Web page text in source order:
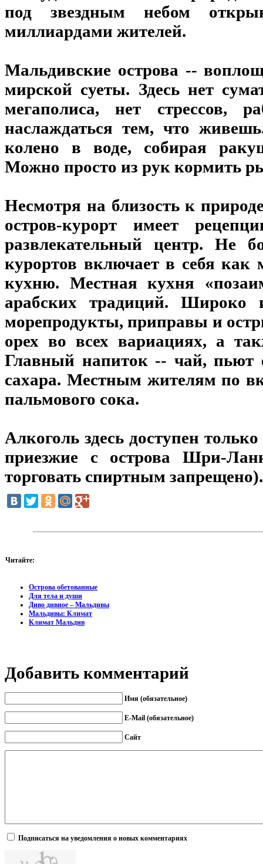
под звездным небом
миллиардами жителей.
Мальдивские острова --
мирской суеты. Здесь нет
мегаполиса, нет стрессов,
наслаждаться тем, что
колено в воде, собирая
Можно просто из рук кормить
Несмотря на близость к
остров-курорт имеет
развлекательный центр. Не
курортов включает в себя как
кухню. Местная кухня
арабских традиций. Широко
морепродукты, приправы и
орех во всех вариациях, а
Главный напиток -- чай, пьют
сахара. Местным жителям по
пальмового сока.
Алкоголь здесь доступен
приезжие с острова Шри-
торговать спиртным запрещено).
Читайте:
Острова обетованные
Для тела и души
Диво дивное – Мальдивы
Мальдивы: Климат
Климат Мальдив
Добавить комментарий
Имя (обязательное)
E-Mail (обязательное)
Сайт
Подписаться на уведомления о новых комментариях